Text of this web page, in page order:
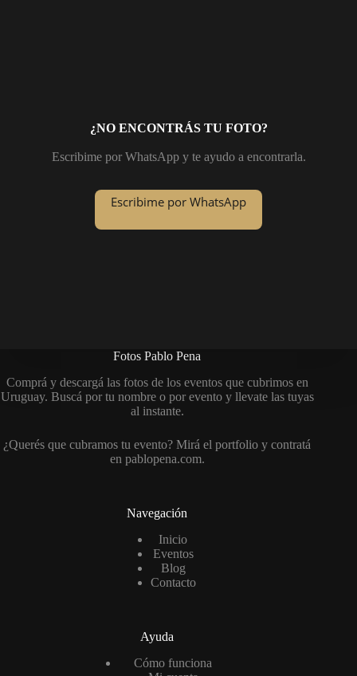
¿NO ENCONTRÁS TU FOTO?
Escribime por WhatsApp y te ayudo a encontrarla.
Escribime por WhatsApp
Fotos Pablo Pena
Comprá y descargá las fotos de los eventos que cubrimos en
Uruguay. Buscá por tu nombre o por evento y llevate las tuyas
al instante.
¿Querés que cubramos tu evento? Mirá el portfolio y contratá
en pablopena.com.
Navegación
Inicio
Eventos
Blog
Contacto
Ayuda
Cómo funciona